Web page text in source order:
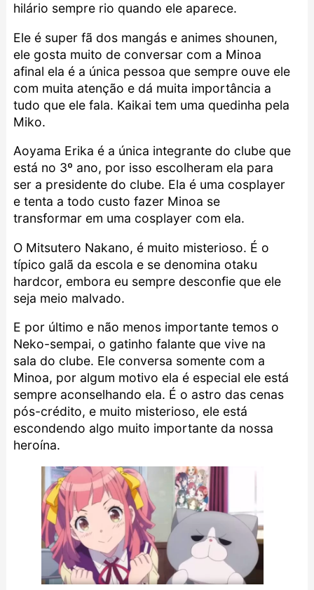
hilário sempre rio quando ele aparece.
Ele é super fã dos mangás e animes shounen,
ele gosta muito de conversar com a Minoa
afinal ela é a única pessoa que sempre ouve ele
com muita atenção e dá muita importância a
tudo que ele fala. Kaikai tem uma quedinha pela
Miko.
Aoyama Erika é a única integrante do clube que
está no 3º ano, por isso escolheram ela para
ser a presidente do clube. Ela é uma cosplayer
e tenta a todo custo fazer Minoa se
transformar em uma cosplayer com ela.
O Mitsutero Nakano, é muito misterioso. É o
típico galã da escola e se denomina otaku
hardcor, embora eu sempre desconfie que ele
seja meio malvado.
E por último e não menos importante temos o
Neko-sempai, o gatinho falante que vive na
sala do clube. Ele conversa somente com a
Minoa, por algum motivo ela é especial ele está
sempre aconselhando ela. É o astro das cenas
pós-crédito, e muito misterioso, ele está
escondendo algo muito importante da nossa
heroína.